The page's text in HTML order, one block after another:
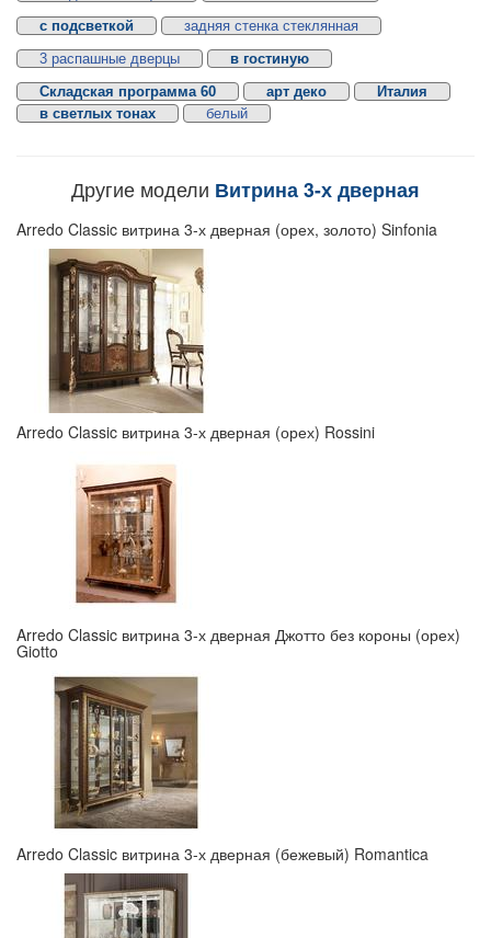
с подсветкой
задняя стенка стеклянная
3 распашные дверцы
в гостиную
Складская программа 60
арт деко
Италия
в светлых тонах
белый
Другие модели Витрина 3-х дверная
Arredo Classic витрина 3-х дверная (орех, золото) Sinfonia
Arredo Classic витрина 3-х дверная (орех) Rossini
Arredo Classic витрина 3-х дверная Джотто без короны (орех)
Giotto
Arredo Classic витрина 3-х дверная (бежевый) Romantica